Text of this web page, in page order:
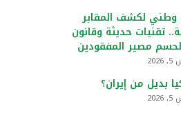
ن
:
لكشف المقابر
تقنيات حديثة وقانون
مصير المفقودين
بديل من إيران؟